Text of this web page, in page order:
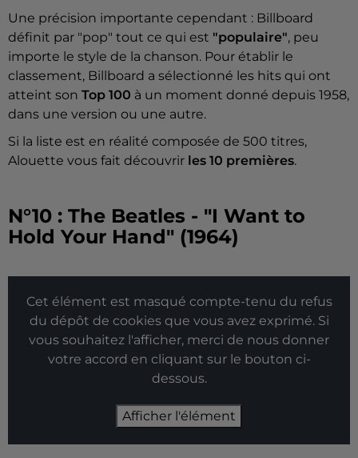
Une précision importante cependant : Billboard
définit par "pop" tout ce qui est "populaire", peu
importe le style de la chanson. Pour établir le
classement, Billboard a sélectionné les hits qui ont
atteint son Top 100 à un moment donné depuis 1958,
dans une version ou une autre.
Si la liste est en réalité composée de 500 titres,
Alouette vous fait découvrir les 10 premières.
N°10 : The Beatles - "I Want to
Hold Your Hand" (1964)
Cet élément est masqué compte-tenu du refus
du dépôt de cookies que vous avez exprimé. Si
vous souhaitez l'afficher, merci de nous donner
votre accord en cliquant sur le bouton ci-
dessous.
Afficher l'élément